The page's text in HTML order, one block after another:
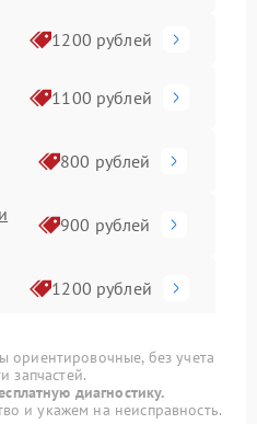
1200 рублей
1100 рублей
800 рублей
900 рублей
1200 рублей
1400 рублей
1000 рублей
ориентировочные, без учета
запчастей.
диагностику.
и укажем на неисправность.